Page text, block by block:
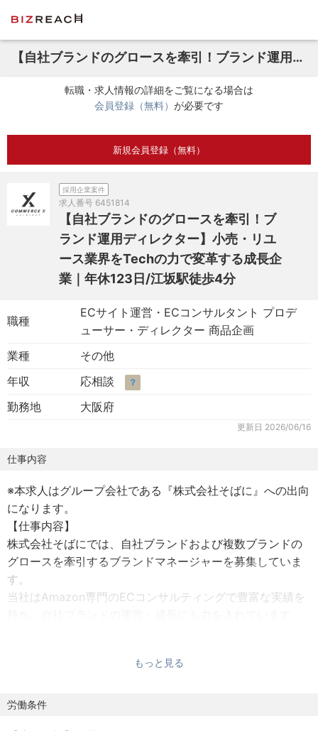
【自社ブランドのグロースを牽引！ブランド運用ディレクター】小売・リユース業界をTechの力で変革する成長企業｜年休123日/江坂駅徒歩4分
転職・求人情報の詳細をご覧になる場合は
会員登録（無料） が必要です
新規会員登録（無料）
採用企業案件
求人番号 6451814
【自社ブランドのグロースを牽引！ブ
ランド運用ディレクター】小売・リユ
ース業界をTechの力で変革する成長企
業｜年休123日/江坂駅徒歩4分
職種
ECサイト運営・ECコンサルタント プロデ
ューサー・ディレクター 商品企画
業種
その他
年収
応相談 ？
勤務地 大阪府
更新日 2026/06/16
仕事内容
※本求人はグループ会社である『株式会社そばに』への出向
になります。
【仕事内容】
株式会社そばにでは、自社ブランドおよび複数ブランドの
グロースを牽引するブランドマネージャーを募集していま
す。
当社はAmazon専門のECコンサルティングで豊富な実績を
になれば、ビジネスパーソンとして一流となっていること
もっと見る
労働条件